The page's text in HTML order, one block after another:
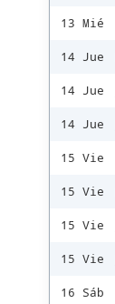
13 Mié
14 Jue
14 Jue
14 Jue
15 Vie
15 Vie
15 Vie
15 Vie
16 Sáb